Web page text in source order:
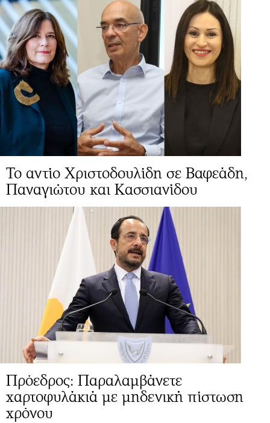
Το αντίο Χριστοδουλίδη σε Βαφεάδη,
Παναγιώτου και Κασσιανίδου
Πρόεδρος: Παραλαμβάνετε
χαρτοφυλάκιά με μηδενική πίστωση
χρόνου